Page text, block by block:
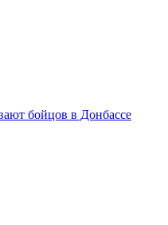
бойцов в Донбассе